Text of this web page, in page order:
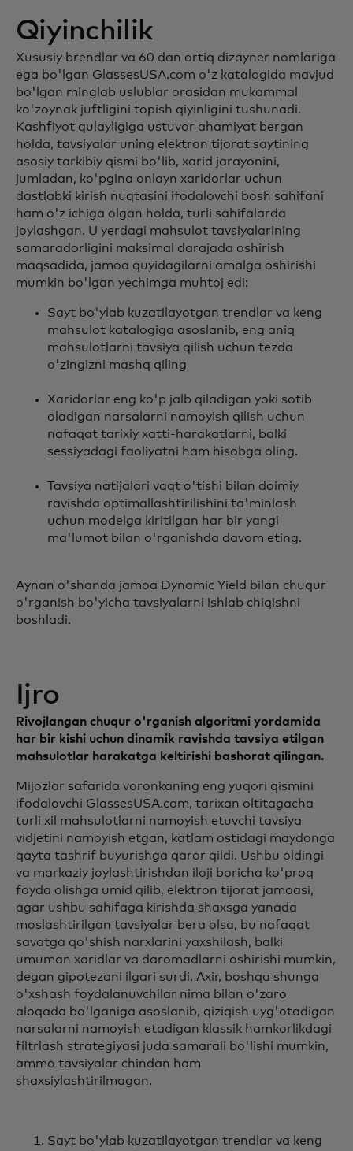
Qiyinchilik
Xususiy brendlar va 60 dan ortiq dizayner nomlariga
ega bo'lgan GlassesUSA.com o'z katalogida mavjud
bo'lgan minglab uslublar orasidan mukammal
ko'zoynak juftligini topish qiyinligini tushunadi.
Kashfiyot qulayligiga ustuvor ahamiyat bergan
holda, tavsiyalar uning elektron tijorat saytining
asosiy tarkibiy qismi bo'lib, xarid jarayonini,
jumladan, ko'pgina onlayn xaridorlar uchun
dastlabki kirish nuqtasini ifodalovchi bosh sahifani
ham o'z ichiga olgan holda, turli sahifalarda
joylashgan. U yerdagi mahsulot tavsiyalarining
samaradorligini maksimal darajada oshirish
maqsadida, jamoa quyidagilarni amalga oshirishi
mumkin bo'lgan yechimga muhtoj edi:
Sayt bo'ylab kuzatilayotgan trendlar va keng
mahsulot katalogiga asoslanib, eng aniq
mahsulotlarni tavsiya qilish uchun tezda
o'zingizni mashq qiling
Xaridorlar eng ko'p jalb qiladigan yoki sotib
oladigan narsalarni namoyish qilish uchun
nafaqat tarixiy xatti-harakatlarni, balki
sessiyadagi faoliyatni ham hisobga oling.
Tavsiya natijalari vaqt o'tishi bilan doimiy
ravishda optimallashtirilishini ta'minlash
uchun modelga kiritilgan har bir yangi
ma'lumot bilan o'rganishda davom eting.
Aynan o'shanda jamoa Dynamic Yield bilan chuqur
o'rganish bo'yicha tavsiyalarni ishlab chiqishni
boshladi.
Ijro
Rivojlangan chuqur o'rganish algoritmi yordamida
har bir kishi uchun dinamik ravishda tavsiya etilgan
mahsulotlar harakatga keltirishi bashorat qilingan.
Mijozlar safarida voronkaning eng yuqori qismini
ifodalovchi GlassesUSA.com, tarixan oltitagacha
turli xil mahsulotlarni namoyish etuvchi tavsiya
vidjetini namoyish etgan, katlam ostidagi maydonga
qayta tashrif buyurishga qaror qildi. Ushbu oldingi
va markaziy joylashtirishdan iloji boricha ko'proq
foyda olishga umid qilib, elektron tijorat jamoasi,
agar ushbu sahifaga kirishda shaxsga yanada
moslashtirilgan tavsiyalar bera olsa, bu nafaqat
savatga qo'shish narxlarini yaxshilash, balki
umuman xaridlar va daromadlarni oshirishi mumkin,
degan gipotezani ilgari surdi. Axir, boshqa shunga
o'xshash foydalanuvchilar nima bilan o'zaro
aloqada bo'lganiga asoslanib, qiziqish uyg'otadigan
narsalarni namoyish etadigan klassik hamkorlikdagi
filtrlash strategiyasi juda samarali bo'lishi mumkin,
ammo tavsiyalar chindan ham
shaxsiylashtirilmagan.
Sayt bo'ylab kuzatilayotgan trendlar va keng